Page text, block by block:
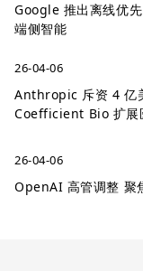
Google 推出离线优
端侧智能
26-04-06
Anthropic 斥资 4 亿
Coefficient Bio 扩展
26-04-06
OpenAI 高管调整 聚